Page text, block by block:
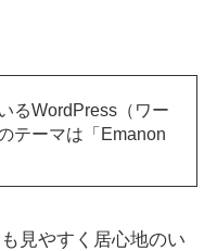
るWordPress（ワー
テーマは「Emanon
見やすく居心地のい